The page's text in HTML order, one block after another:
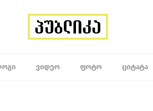
ᲕᲘᲓᲔᲝ ᲤᲝᲢᲝ ᲪᲘᲢᲐᲢᲐ